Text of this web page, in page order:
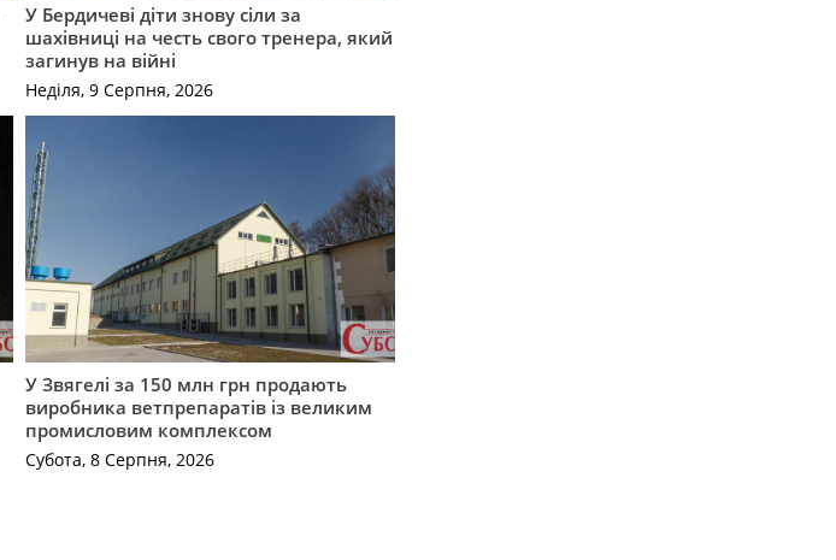
У Бердичеві діти знову сіли за
шахівниці на честь свого тренера, який
загинув на війні
Неділя, 9 Серпня, 2026
У Звягелі за 150 млн грн продають
виробника ветпрепаратів із великим
промисловим комплексом
Субота, 8 Серпня, 2026